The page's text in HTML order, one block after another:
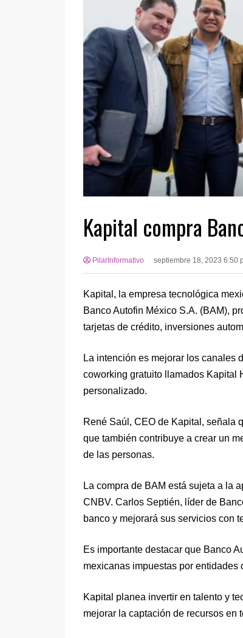
Kapital compra
PilarInformativo septiembre 18, 2023 6:50
Kapital, la empresa tecnológica
Banco Autofin México S.A. (BAM),
tarjetas de crédito, inversiones
La intención es mejorar los canales
coworking gratuito llamados Kapital
personalizado.
René Saúl, CEO de Kapital, señala
que también contribuye a crear un
de las personas.
La compra de BAM está sujeta a la
CNBV. Carlos Septién, líder de
banco y mejorará sus servicios con
Es importante destacar que Banco
mexicanas impuestas por
Kapital planea invertir en talento y
mejorar la captación de recursos en